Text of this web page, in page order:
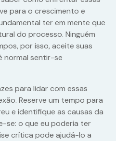
para o crescimento e
ter em mente que
do processo. Ninguém
por isso, aceite suas
normal sentir-se
para lidar com essas
Reserve um tempo para
e identifique as causas da
se: o que eu poderia ter
crítica pode ajudá-lo a